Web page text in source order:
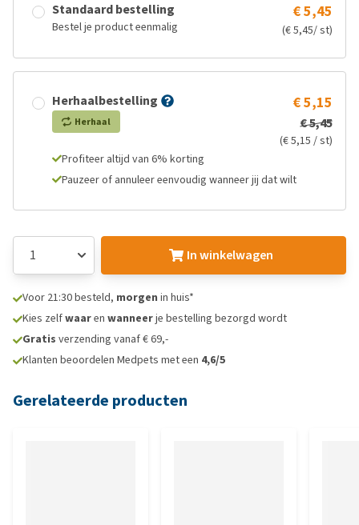
Standaard bestelling
Bestel je product eenmalig
€ 5,45
(€ 5,45/ st)
Herhaalbestelling
Herhaal
€ 5,15
€ 5,45
(€ 5,15 / st)
Profiteer altijd van 6% korting
Pauzeer of annuleer eenvoudig wanneer jij dat wilt
In winkelwagen
Voor 21:30 besteld, morgen in huis*
Kies zelfwaaren wanneerje bestelling bezorgd wordt
Gratis verzending vanaf € 69,-
Klanten beoordelen Medpets met een 4,6/5
Gerelateerde producten